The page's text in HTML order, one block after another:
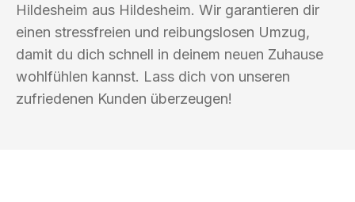
Hildesheim aus Hildesheim. Wir garantieren dir
einen stressfreien und reibungslosen Umzug,
damit du dich schnell in deinem neuen Zuhause
wohlfühlen kannst. Lass dich von unseren
zufriedenen Kunden überzeugen!